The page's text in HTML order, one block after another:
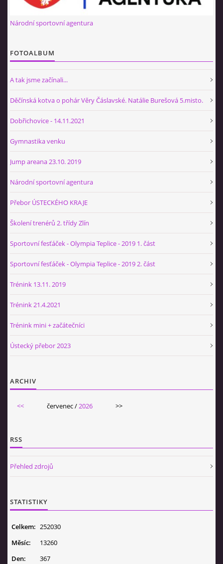
SRDÍČKA
NAŠE BÝVALÉ ZÁVODNICE
NÁBOR 2026
Národní sportovní agentura
FOTOALBUM
A tak jsme začínali...
Děčínská kotva o pohár Věry Čáslavské. Natálie Burešová 5.misto.
Dobřichovice - 14.11.2021
Gymnastika venku
Jump areana 23.10. 2019
Národní sportovní agentura
Přebor ÚSTECKÉHO KRAJE
Školení trenérů 2. třídy Zlín
Sportovní fesťáček - Olympia Teplice - 2019 1. část
Sportovní fesťáček - Olympia Teplice - 2019 2. část
Trénink 13.11. 2019
Trénink 21.4.2021
Trénink mini + začátečníci
Ústecký přebor 2023
ARCHIV
<< červenec /2026 >>
RSS
Přehled zdrojů
STATISTIKY
Celkem: 252030
Měsíc:
13260
Den:
367